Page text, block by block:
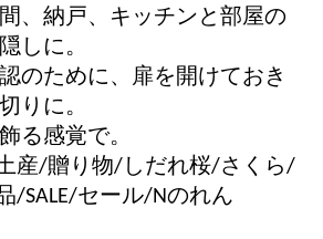
、納戸、キッチンと部屋の
しに。
のために、扉を開けておき
りに。
る感覚で。
産/贈り物/ しだれ桜/さくら/
/SALE/セール/Nのれん